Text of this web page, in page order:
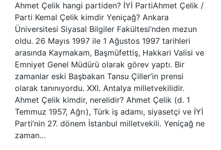
Ahmet Çelik hangi partiden? İYİ PartiAhmet Çelik /
Parti Kemal Çelik kimdir Yeniçağ? Ankara
Üniversitesi Siyasal Bilgiler Fakültesi’nden mezun
oldu. 26 Mayıs 1997 ile 1 Ağustos 1997 tarihleri ​​
arasında Kaymakam, Başmüfettiş, Hakkari Valisi ve
Emniyet Genel Müdürü olarak görev yaptı. Bir
zamanlar eski Başbakan Tansu Çiller’in prensi
olarak tanınıyordu. XXI. Antalya milletvekilidir.
Ahmet Çelik kimdir, nerelidir? Ahmet Çelik (d. 1
Temmuz 1957, Ağrı), Türk iş adamı, siyasetçi ve İYİ
Parti’nin 27. dönem İstanbul milletvekili. Yeniçağ ne
zaman…